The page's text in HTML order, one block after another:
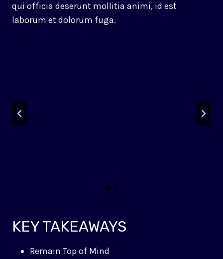
qui officia deserunt mollitia animi, id est
laborum et dolorum fuga.
KEY TAKEAWAYS
Remain Top of Mind